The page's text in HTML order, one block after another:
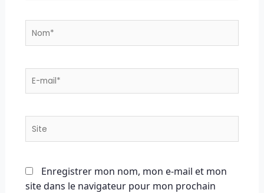
E-
Site
Enregistrer mon nom, mon e-mail et mon
site dans le navigateur pour mon prochain